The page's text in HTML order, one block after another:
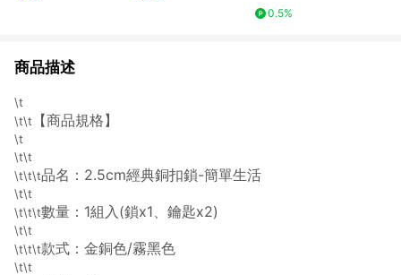
0.5%
商品描述
\t
\t\t
【商品規格】
\t
\t\t
\t\t\t品名：2.5cm經典銅扣鎖-簡單生活
\t\t
\t\t\t數量：1組入(鎖x1、鑰匙x2)
\t\t
\t\t\t款式：金銅色/霧黑色
\t\t